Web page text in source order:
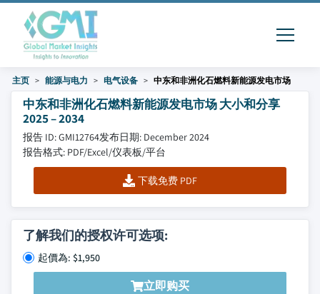
主页 能源与电力 电气设备 中东和非洲化石燃料新能源发电市场
中东和非洲化石燃料新能源发电市场 大小和分享
2025 – 2034
报告 ID: GMI12764发布日期: December 2024
报告格式: PDF/Excel/仪表板/平台
下载免费 PDF
了解我们的授权许可选项:
起價為: $1,950
立即购买